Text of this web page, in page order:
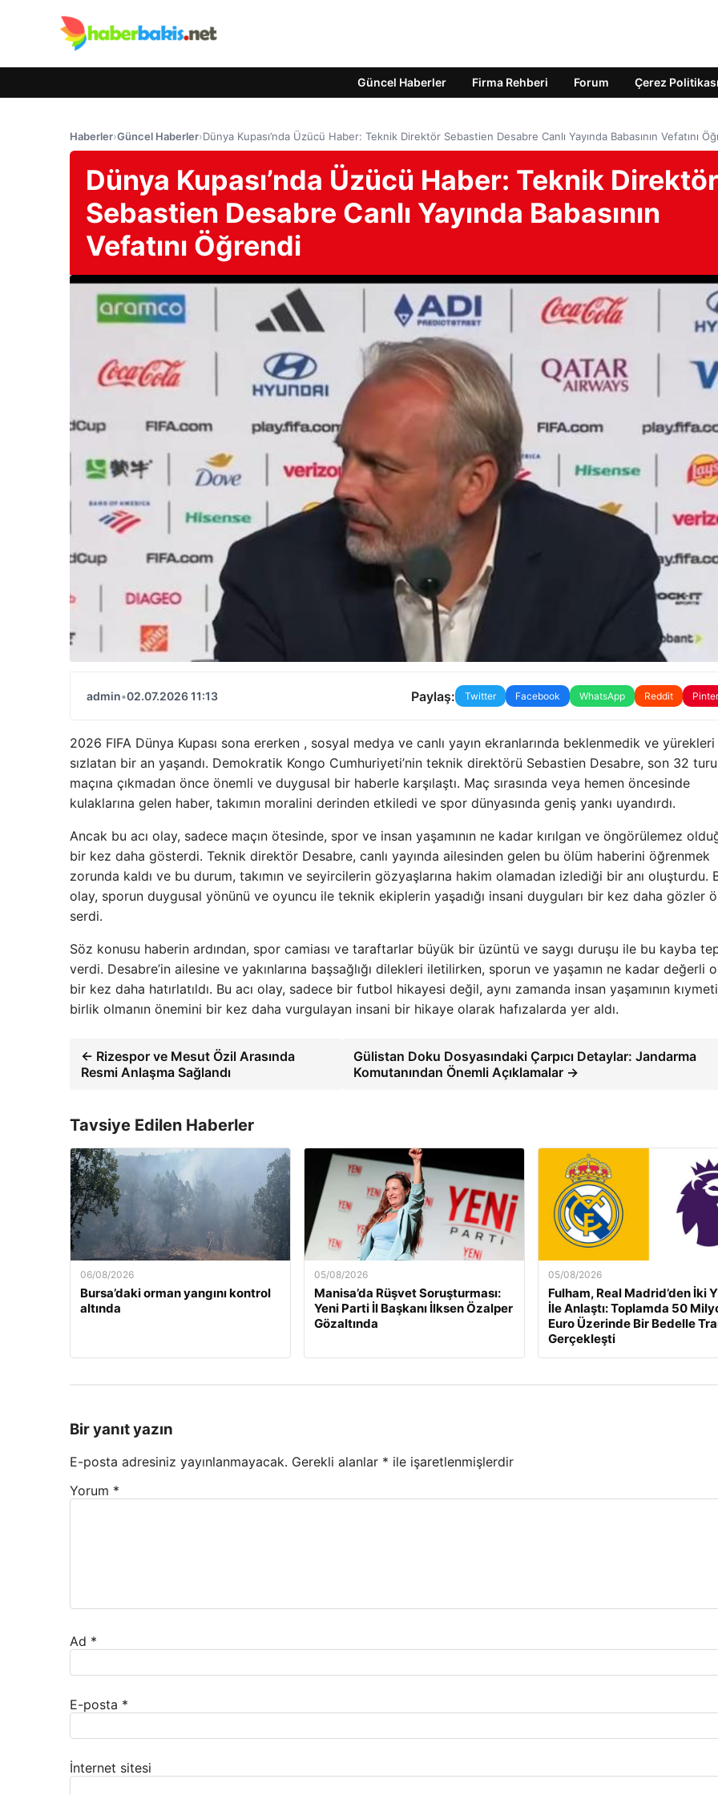
Güncel Haberler Firma Rehberi Forum Çerez Politikası
Haberler›Güncel Haberler›Dünya Kupası’nda Üzücü Haber: Teknik Direktör Sebastien Desabre Canlı Yayında Babasının Vefatını
Dünya Kupası’nda Üzücü Haber: Teknik Direktör
Sebastien Desabre Canlı Yayında Babasının
Vefatını Öğrendi
admin•02.07.2026 11:13 Paylaş: Twitter Facebook WhatsApp Reddit
2026 FIFA Dünya Kupası sona ererken , sosyal medya ve canlı yayın ekranlarında beklenmedik ve yürekleri
sızlatan bir an yaşandı. Demokratik Kongo Cumhuriyeti’nin teknik direktörü Sebastien Desabre, son 32 turu
maçına çıkmadan önce önemli ve duygusal bir haberle karşılaştı. Maç sırasında veya hemen öncesinde
kulaklarına gelen haber, takımın moralini derinden etkiledi ve spor dünyasında geniş yankı uyandırdı.
Ancak bu acı olay, sadece maçın ötesinde, spor ve insan yaşamının ne kadar kırılgan ve öngörülemez
bir kez daha gösterdi. Teknik direktör Desabre, canlı yayında ailesinden gelen bu ölüm haberini öğrenmek
zorunda kaldı ve bu durum, takımın ve seyircilerin gözyaşlarına hakim olamadan izlediği bir anı oluşturdu.
olay, sporun duygusal yönünü ve oyuncu ile teknik ekiplerin yaşadığı insani duyguları bir kez daha gözler
serdi.
Söz konusu haberin ardından, spor camiası ve taraftarlar büyük bir üzüntü ve saygı duruşu ile bu kayba
verdi. Desabre’in ailesine ve yakınlarına başsağlığı dilekleri iletilirken, sporun ve yaşamın ne kadar değerli
bir kez daha hatırlatıldı. Bu acı olay, sadece bir futbol hikayesi değil, aynı zamanda insan yaşamının
birlik olmanın önemini bir kez daha vurgulayan insani bir hikaye olarak hafızalarda yer aldı.
← Rizespor ve Mesut Özil Arasında
Resmi Anlaşma Sağlandı
Gülistan Doku Dosyasındaki Çarpıcı Detaylar: Jandarma
Komutanından Önemli Açıklamalar →
Tavsiye Edilen Haberler
06/08/2026
Bursa’daki orman yangını kontrol
altında
05/08/2026
Manisa’da Rüşvet Soruşturması:
Yeni Parti İl Başkanı İlksen Özalper
Gözaltında
05/08/2026
Fulham, Real Madrid’den İki
İle Anlaştı: Toplamda 50
Euro Üzerinde Bir Bedelle
Gerçekleşti
Bir yanıt yazın
E-posta adresiniz yayınlanmayacak. Gerekli alanlar * ile işaretlenmişlerdir
Yorum *
Ad *
E-posta *
İnternet sitesi